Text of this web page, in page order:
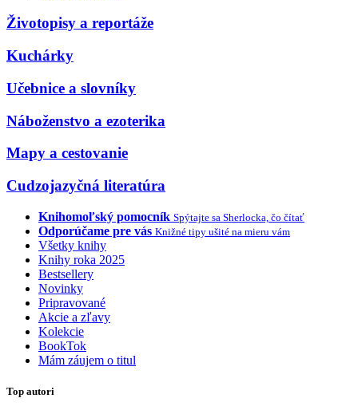
Životopisy a reportáže
Kuchárky
Učebnice a slovníky
Náboženstvo a ezoterika
Mapy a cestovanie
Cudzojazyčná literatúra
Knihomoľský pomocník Spýtajte sa Sherlocka, čo čítať
Odporúčame pre vás Knižné tipy ušité na mieru vám
Všetky knihy
Knihy roka 2025
Bestsellery
Novinky
Pripravované
Akcie a zľavy
Kolekcie
BookTok
Mám záujem o titul
Top autori